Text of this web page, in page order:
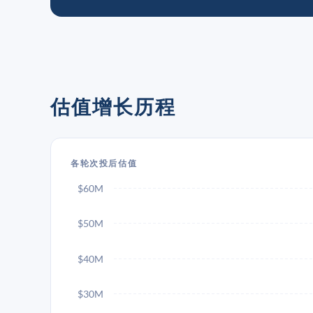
估值增长历程
各轮次投后估值
$30M
$40M
$50M
$60M